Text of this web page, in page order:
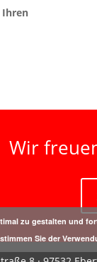
Ihren
Wir
zu gestalten und
Sie der